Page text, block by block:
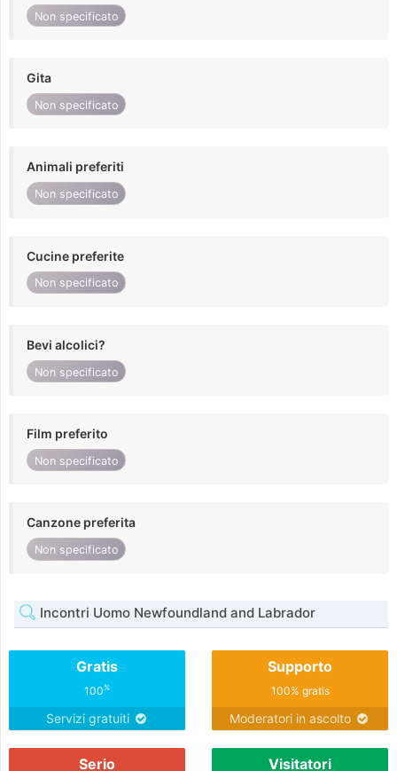
Non specificato
Gita
Non specificato
Animali preferiti
Non specificato
Cucine preferite
Non specificato
Bevi alcolici?
Non specificato
Film preferito
Non specificato
Canzone preferita
Non specificato
Incontri Uomo Newfoundland and Labrador
Gratis
100%
Servizi gratuiti
Supporto
100% gratis
Moderatori in ascolto
Serio Visitatori